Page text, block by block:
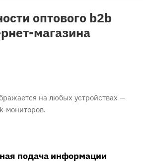
оптового b2b
магазина
на любых устройствах —
мониторов.
подача информации